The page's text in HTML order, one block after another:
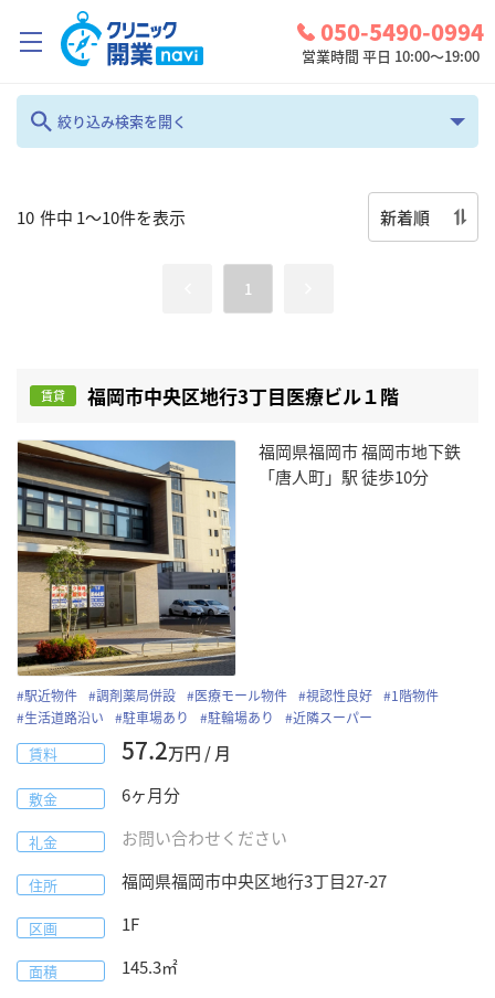
050-5490-0994
営業時間 平日 10:00～19:00
絞り込み検索を開く
全て 全て
賃料/価格
下限なし
広さ
下限なし
タグで絞り込み：
#駅近物件 #駅直結物件 #調剤薬局併設 #ビルテナント
#医療モール物件 #視認性良好 #1階物件 # 2階以上物件
#生活道路沿い #競合少ない
#人口増エリア #ターミナル駅
#即入居可
#持分譲渡 #事業譲渡
10 件中 1～10件を表示 新着順
1
賃貸 福岡市中央区地行3丁目医療ビル１階
福岡県福岡市 福岡市地下鉄
「唐人町」駅 徒歩10分
#駅近物件 #調剤薬局併設 #医療モール物件 #視認性良好 #1階物件
#生活道路沿い #駐車場あり #駐輪場あり #近隣スーパー
賃料 57.2万円 / 月
敷金 6ヶ月分
礼金 お問い合わせください
住所 福岡県福岡市中央区地行3丁目27-27
区画 1F
面積 145.3㎡
クリニック開業ナビとは？
コンシェルジュサービス